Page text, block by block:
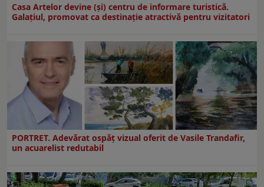
Casa Artelor devine (şi) centru de informare turistică.
Galaţiul, promovat ca destinaţie atractivă pentru vizitatori
PORTRET. Adevărat ospăț vizual oferit de Vasile Trandafir,
un acuarelist redutabil